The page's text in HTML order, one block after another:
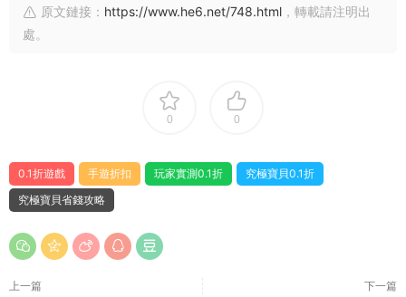
原文鏈接： https://www.he6.net/748.html ，轉載請注明出
處。
0 0
0.1折遊戲 手遊折扣 玩家實測0.1折
究極寶貝0.1折
究極寶貝省錢攻略
上一篇 下一篇